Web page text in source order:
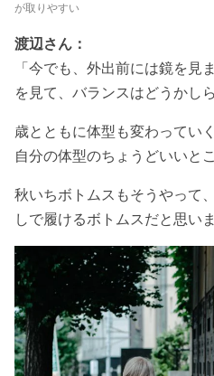
が取りやすい
渡辺さん：
「今でも、外出前には鏡を見
を見て、バランスはどうかし
歳とともに体型も変わってい
自分の体型のちょうどいいと
秋いちボトムスもそうやって
しで履けるボトムスだと思い